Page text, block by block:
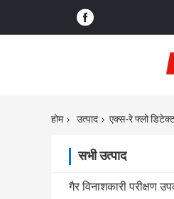
होम उत्पाद एक्स-रे फ्लो
सभी उत्पाद
गैर विनाशकारी परीक्षण